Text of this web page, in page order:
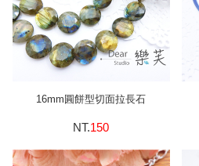
16mm圓餅型切面拉長石
NT.150